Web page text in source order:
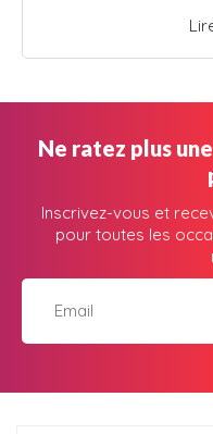
Ne ratez plus
Inscrivez-vous et
pour toutes les